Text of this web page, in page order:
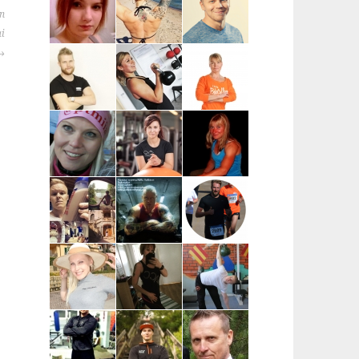
kantakaupunki
pääkaupunkiseutu
Kaarina,
Turku, Raisio
Anna-Mari Löf
| Salo
Susanna
Ingves |
Raasepori
Vesa-Matti
Vehkaperä |
Oulu
Taneli
Leppänen |
Turku ja
lähikunnat
Kata Pulkka |
Pääkaupunkiseutu
Marika
Koskela-
Kontu |
Pohjois-
Pohjanmaa
Miia
Numminen |
Keuruu
Sara Uimonen |
Pääkaupunkiseutu
Miranda Tirri |
Koko Suomi ja
ulkomaat,
verkkovalmennus
Mikael Mentu
| Helsinki
Miikka
Heikkinen |
Itä-Suomi
Wille
Wahlberg |
Helsinki
Katja Varjo |
Raisio
Marja-Liisa
Ylipahkala |
Oulu,
Kempele,
Mikael
Pihlajamaa |
Turun alue